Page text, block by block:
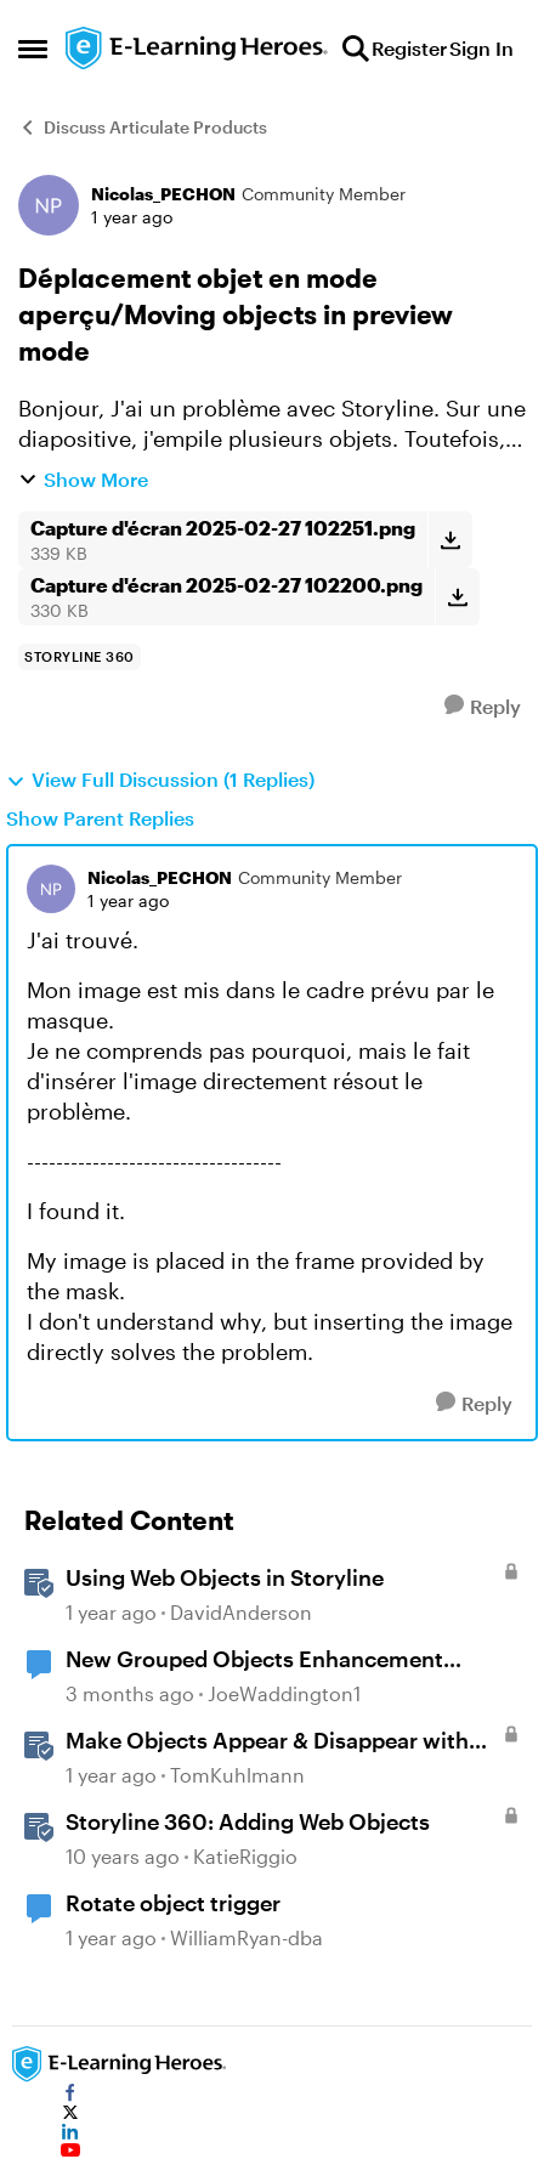
Open Side Menu
Skip to content RegisterSign In
Discuss Articulate Products
Forum Discussion
Nicolas_PECHON Community Member
1 year ago
Déplacement objet en mode
aperçu/Moving objects in preview
mode
Bonjour, J'ai un problème avec Storyline. Sur une
diapositive, j'empile plusieurs objets. Toutefois,
lorsque je lance l'aperçu de cette vue, tous les
Show More
Capture d'écran 2025-02-27 102251.png
339 KB
Capture d'écran 2025-02-27 102200.png
330 KB
STORYLINE 360
Reply
View Full Discussion (1 Replies)
Show Parent Replies
Nicolas_PECHON Community Member
1 year ago
J'ai trouvé.
Mon image est mis dans le cadre prévu par le
masque.
Je ne comprends pas pourquoi, mais le fait
d'insérer l'image directement résout le
problème.
-----------------------------------
I found it.
My image is placed in the frame provided by
the mask.
I don't understand why, but inserting the image
directly solves the problem.
Reply
Related Content
Using Web Objects in Storyline
1 year ago DavidAnderson
New Grouped Objects Enhancement
question
3 months ago JoeWaddington1
Make Objects Appear & Disappear with
Animations in Storyline
1 year ago TomKuhlmann
Storyline 360: Adding Web Objects
10 years ago KatieRiggio
Rotate object trigger
1 year ago WilliamRyan-dba